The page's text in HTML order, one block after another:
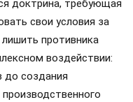
доктрина, требующая
свои условия за
противника
воздействии:
до создания